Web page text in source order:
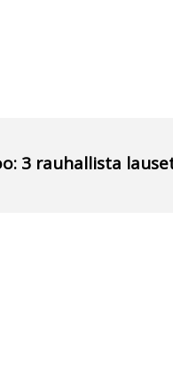
3 rauhallista